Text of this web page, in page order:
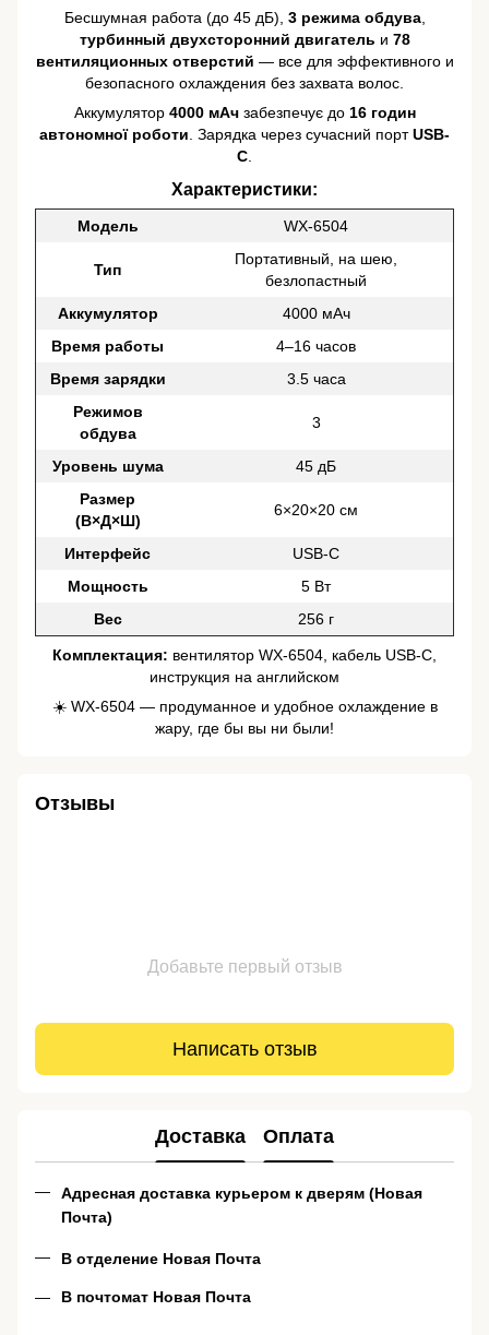
Бесшумная работа (до 45 дБ), 3 режима обдува,
турбинный двухсторонний двигатель и 78
вентиляционных отверстий — все для эффективного и
безопасного охлаждения без захвата волос.
Аккумулятор 4000 мАчзабезпечує до 16 годин
автономної роботи . Зарядка через сучасний портUSB-
C
Характеристики:
Модель WX-6504
Тип
Портативный, на шею,
безлопастный
Аккумулятор
4000 мАч
Время работы
4–16 часов
Время зарядки
3.5 часа
Режимов
обдува
3
Уровень шума
45 дБ
Размер
(В×Д×Ш)
6×20×20 см
Интерфейс
USB-C
Мощность
5 Вт
Вес
256 г
Комплектация: вентилятор WX-6504, кабель USB-C,
инструкция на английском
☀️ WX-6504 — продуманное и удобное охлаждение в
жару, где бы вы ни были!
Отзывы
Добавьте первый отзыв
Написать отзыв
Доставка Оплата
Адресная доставка курьером к дверям (Новая
Почта)
В отделение Новая Почта
В почтомат Новая Почта